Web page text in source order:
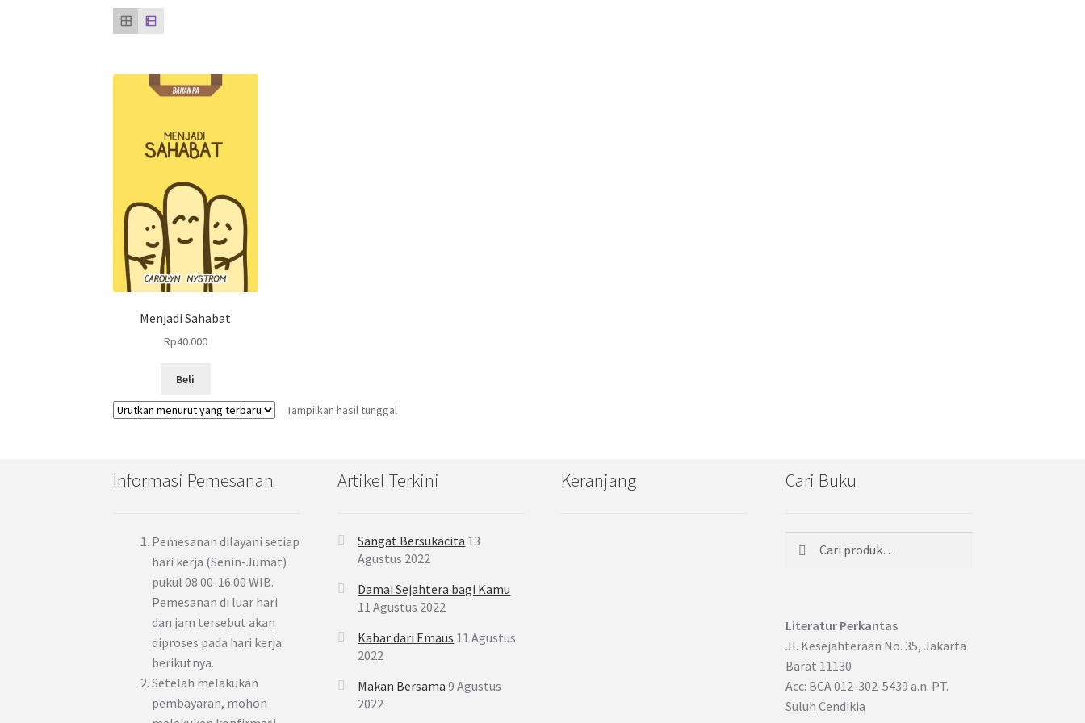
Menjadi Sahabat
Rp40.000
Beli
Tampilkan hasil tunggal
Informasi Pemesanan
Pemesanan dilayani setiap
hari kerja (Senin-Jumat)
pukul 08.00-16.00 WIB.
Pemesanan di luar hari
dan jam tersebut akan
diproses pada hari kerja
berikutnya.
Setelah melakukan
pembayaran, mohon
Artikel Terkini
Sangat Bersukacita 13
Agustus 2022
Damai Sejahtera bagi Kamu
11 Agustus 2022
Kabar dari Emaus 11 Agustus
2022
Makan Bersama 9 Agustus
2022
Keranjang Cari Buku
Pencarian
Literatur Perkantas
Jl. Kesejahteraan No. 35, Jakarta
Barat 11130
Acc: BCA 012-302-5439 a.n. PT.
Suluh Cendikia